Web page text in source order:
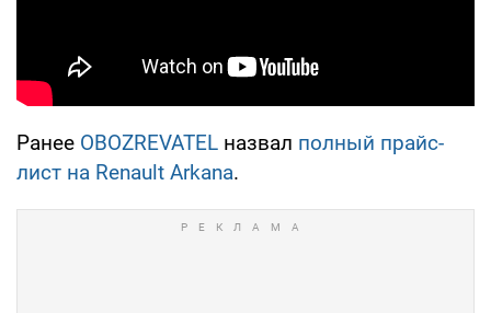
Ранее OBOZREVATEL назвал полный прайс-
лист на Renault Arkana.